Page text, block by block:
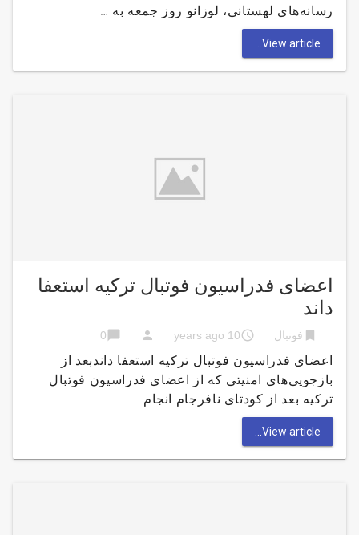
رسانه‌های لهستانی، لوزانو روز جمعه به …
View article...
اعضای فدراسیون فوتبال ترکیه استعفا
داند
bookmark فوتبال access_time
10 years ago
person
chat_bubble
0
اعضای فدراسیون فوتبال ترکیه استعفا داندبعد از
بازجویی‌های امنیتی که از اعضای فدراسیون فوتبال
ترکیه بعد از کودتای نافرجام انجام …
View article...